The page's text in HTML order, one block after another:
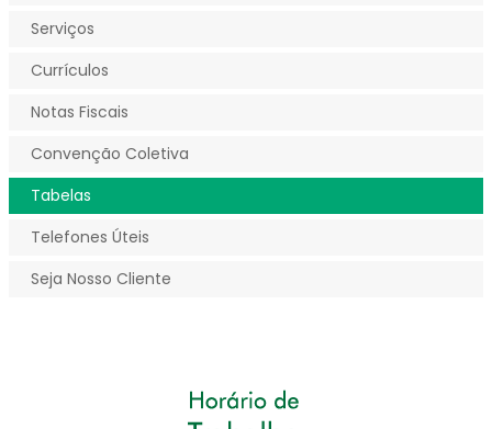
Serviços
Currículos
Notas Fiscais
Convenção Coletiva
Tabelas
Telefones Úteis
Seja Nosso Cliente